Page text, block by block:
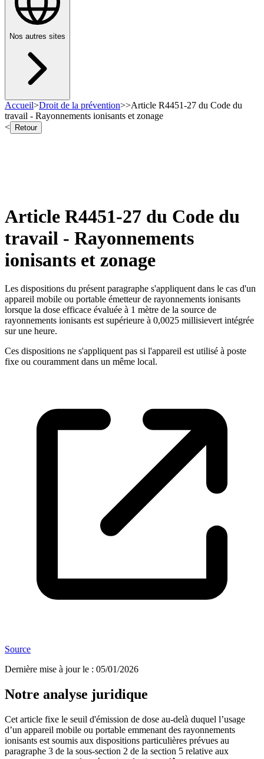
Nos autres sites
Accueil>Droit de la prévention>>Article R4451-27 du Code du
travail - Rayonnements ionisants et zonage
<
Retour
Article R4451-27 du Code du
travail - Rayonnements
ionisants et zonage
Les dispositions du présent paragraphe s'appliquent dans le cas d'un
appareil mobile ou portable émetteur de rayonnements ionisants
lorsque la dose efficace évaluée à 1 mètre de la source de
rayonnements ionisants est supérieure à 0,0025 millisievert intégrée
sur une heure.
Ces dispositions ne s'appliquent pas si l'appareil est utilisé à poste
fixe ou couramment dans un même local.
Source
Dernière mise à jour le : 05/01/2026
Notre analyse juridique
Cet article fixe le seuil d'émission de dose au-delà duquel l’usage
d’un appareil mobile ou portable emmenant des rayonnements
ionisants est soumis aux dispositions particulières prévues au
paragraphe 3 de la sous-section 2 de la section 5 relative aux